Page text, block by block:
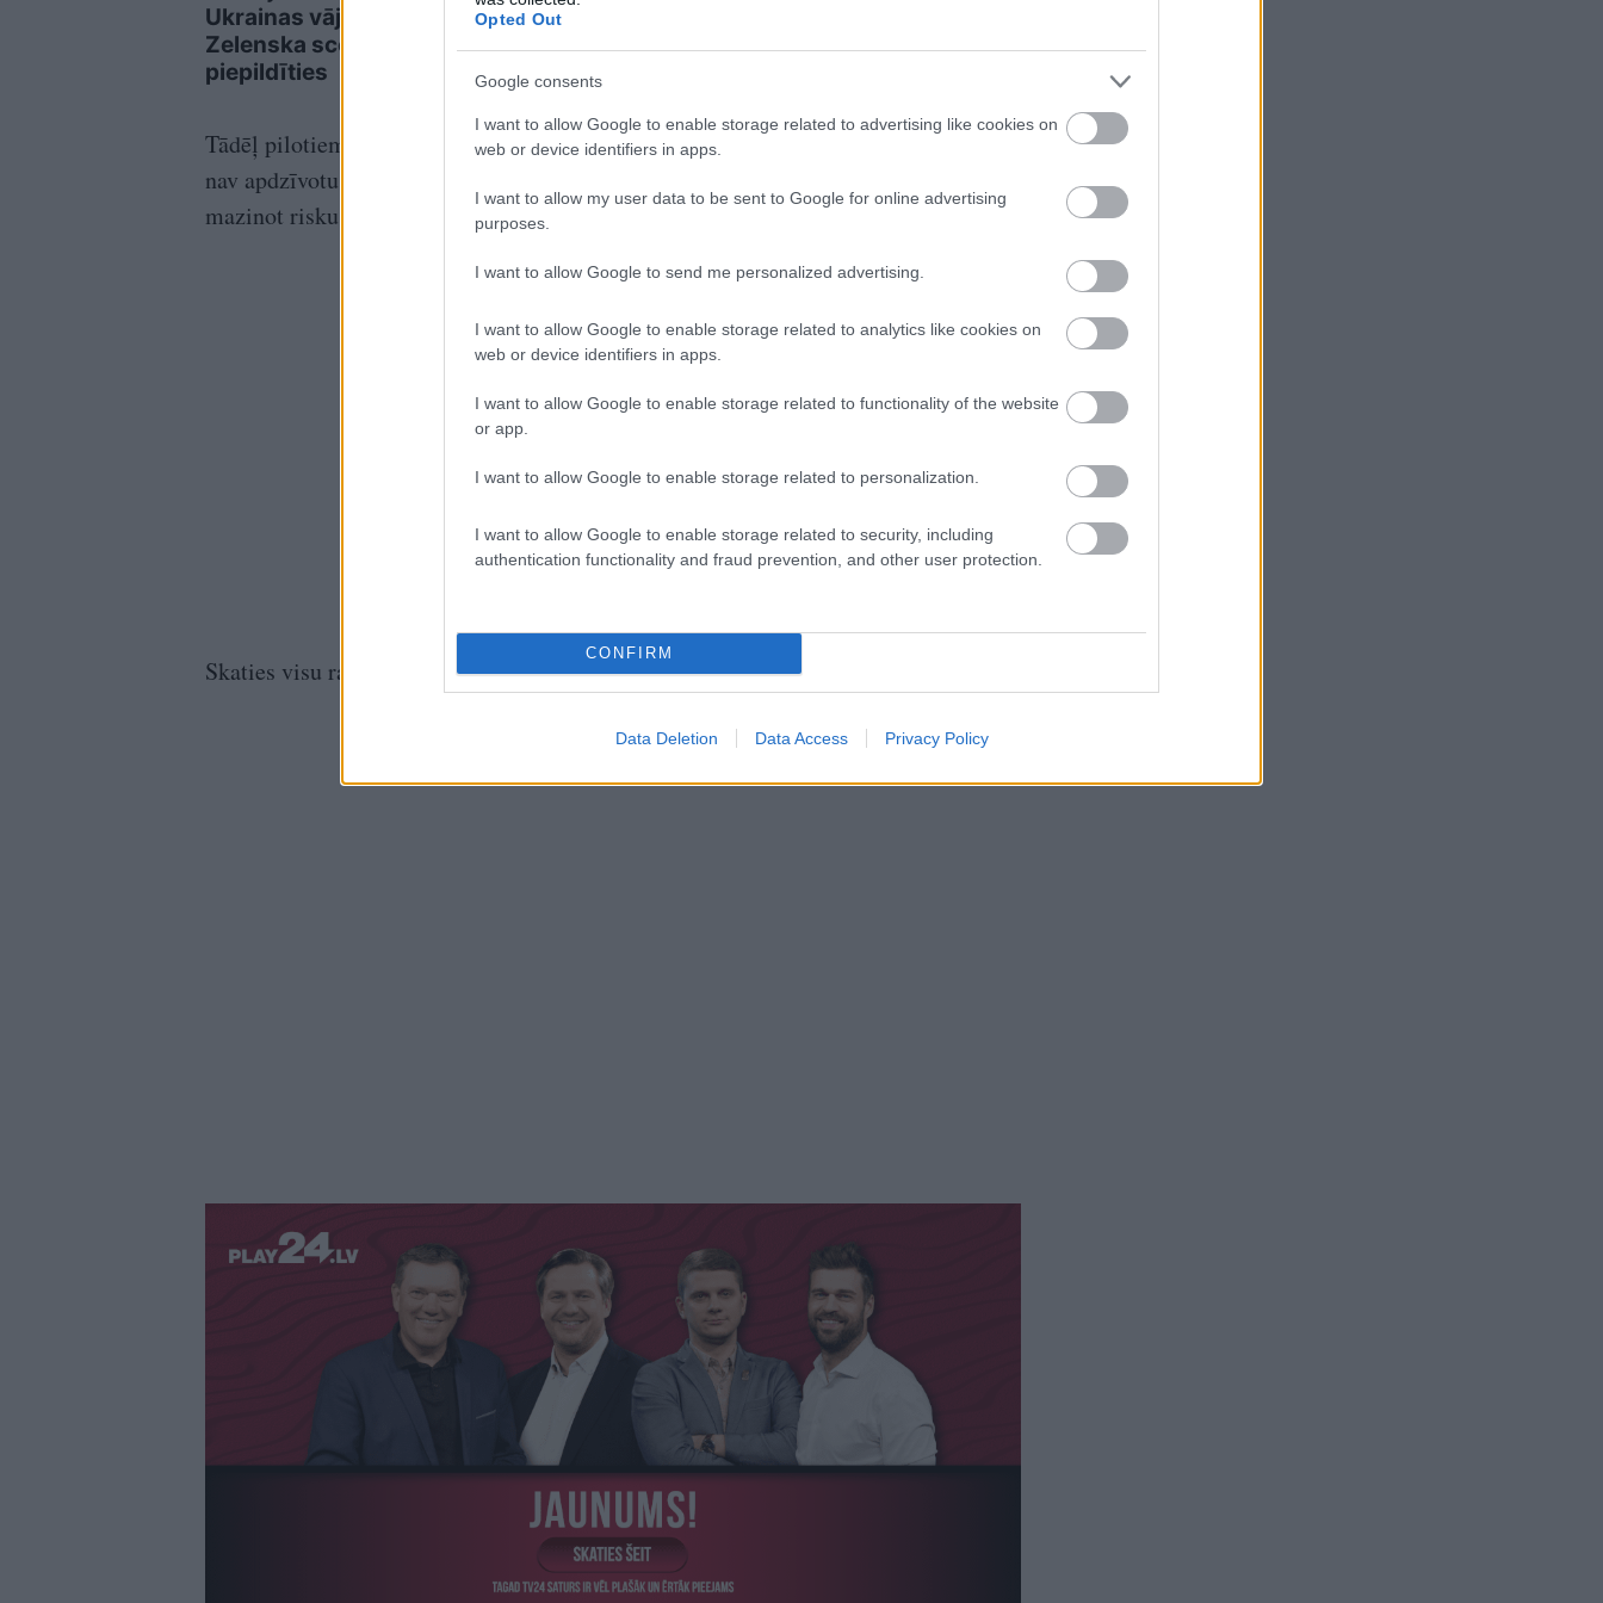
Opted Out
Google consents
I want to allow Google to enable storage related to advertising like cookies on
web or device identifiers in apps.
I want to allow my user data to be sent to Google for online advertising
purposes.
I want to allow Google to send me personalized advertising.
I want to allow Google to enable storage related to analytics like cookies on
web or device identifiers in apps.
I want to allow Google to enable storage related to functionality of the website
or app.
I want to allow Google to enable storage related to personalization.
I want to allow Google to enable storage related to security, including
authentication functionality and fraud prevention, and other user protection.
CONFIRM
Data Deletion Data Access Privacy Policy
Ukrainas vājo vietu:
Zelenska scenārijs sāk
piepildīties
vairākas reizes –
policija Rīgā aiztur
degvielas zagļus
kļūdas paliek
Tādēļ pilotiem ir jāatrod piemērota teritorija, kur zem objekta neatrodas cilvēki un
nav apdzīvotu vietu. Tikai šādā gadījumā iespējams mēģināt mērķi iznīcināt,
mazinot riskus iedzīvotājiem.
Skaties visu raidījumu.